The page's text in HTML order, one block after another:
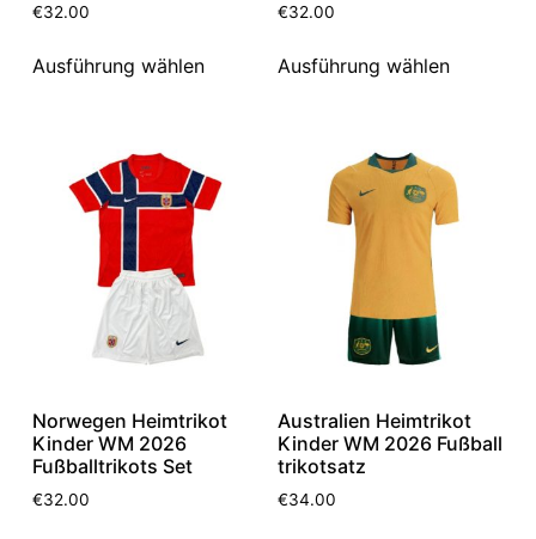
€32.00
Ausführung wählen
€32.00
Ausführung wählen
Norwegen Heimtrikot
Kinder WM 2026
Fußballtrikots Set
€32.00
Australien Heimtrikot
Kinder WM 2026 Fußball
trikotsatz
€34.00